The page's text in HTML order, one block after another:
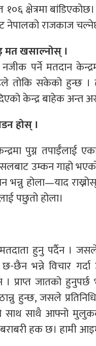
१०६ क्षेत्रमा
नेपालको राजकाज
मत खसाल्नोस् ।
नजीक पर्ने मतदान
तोकि सकेको हुन्छ ।
केन्द्र बाहेक
होस् ।
पुग्न तपाईँलाई
उम्कन गाह्रो
होला—याद
पछुतो होला।
मतदाता हुनु पर्दैन ।
भन्ने विचार
। प्राप्त जातको
हुन्छ, जसले
साथ साथै आफ्नो
हक छ। हामी